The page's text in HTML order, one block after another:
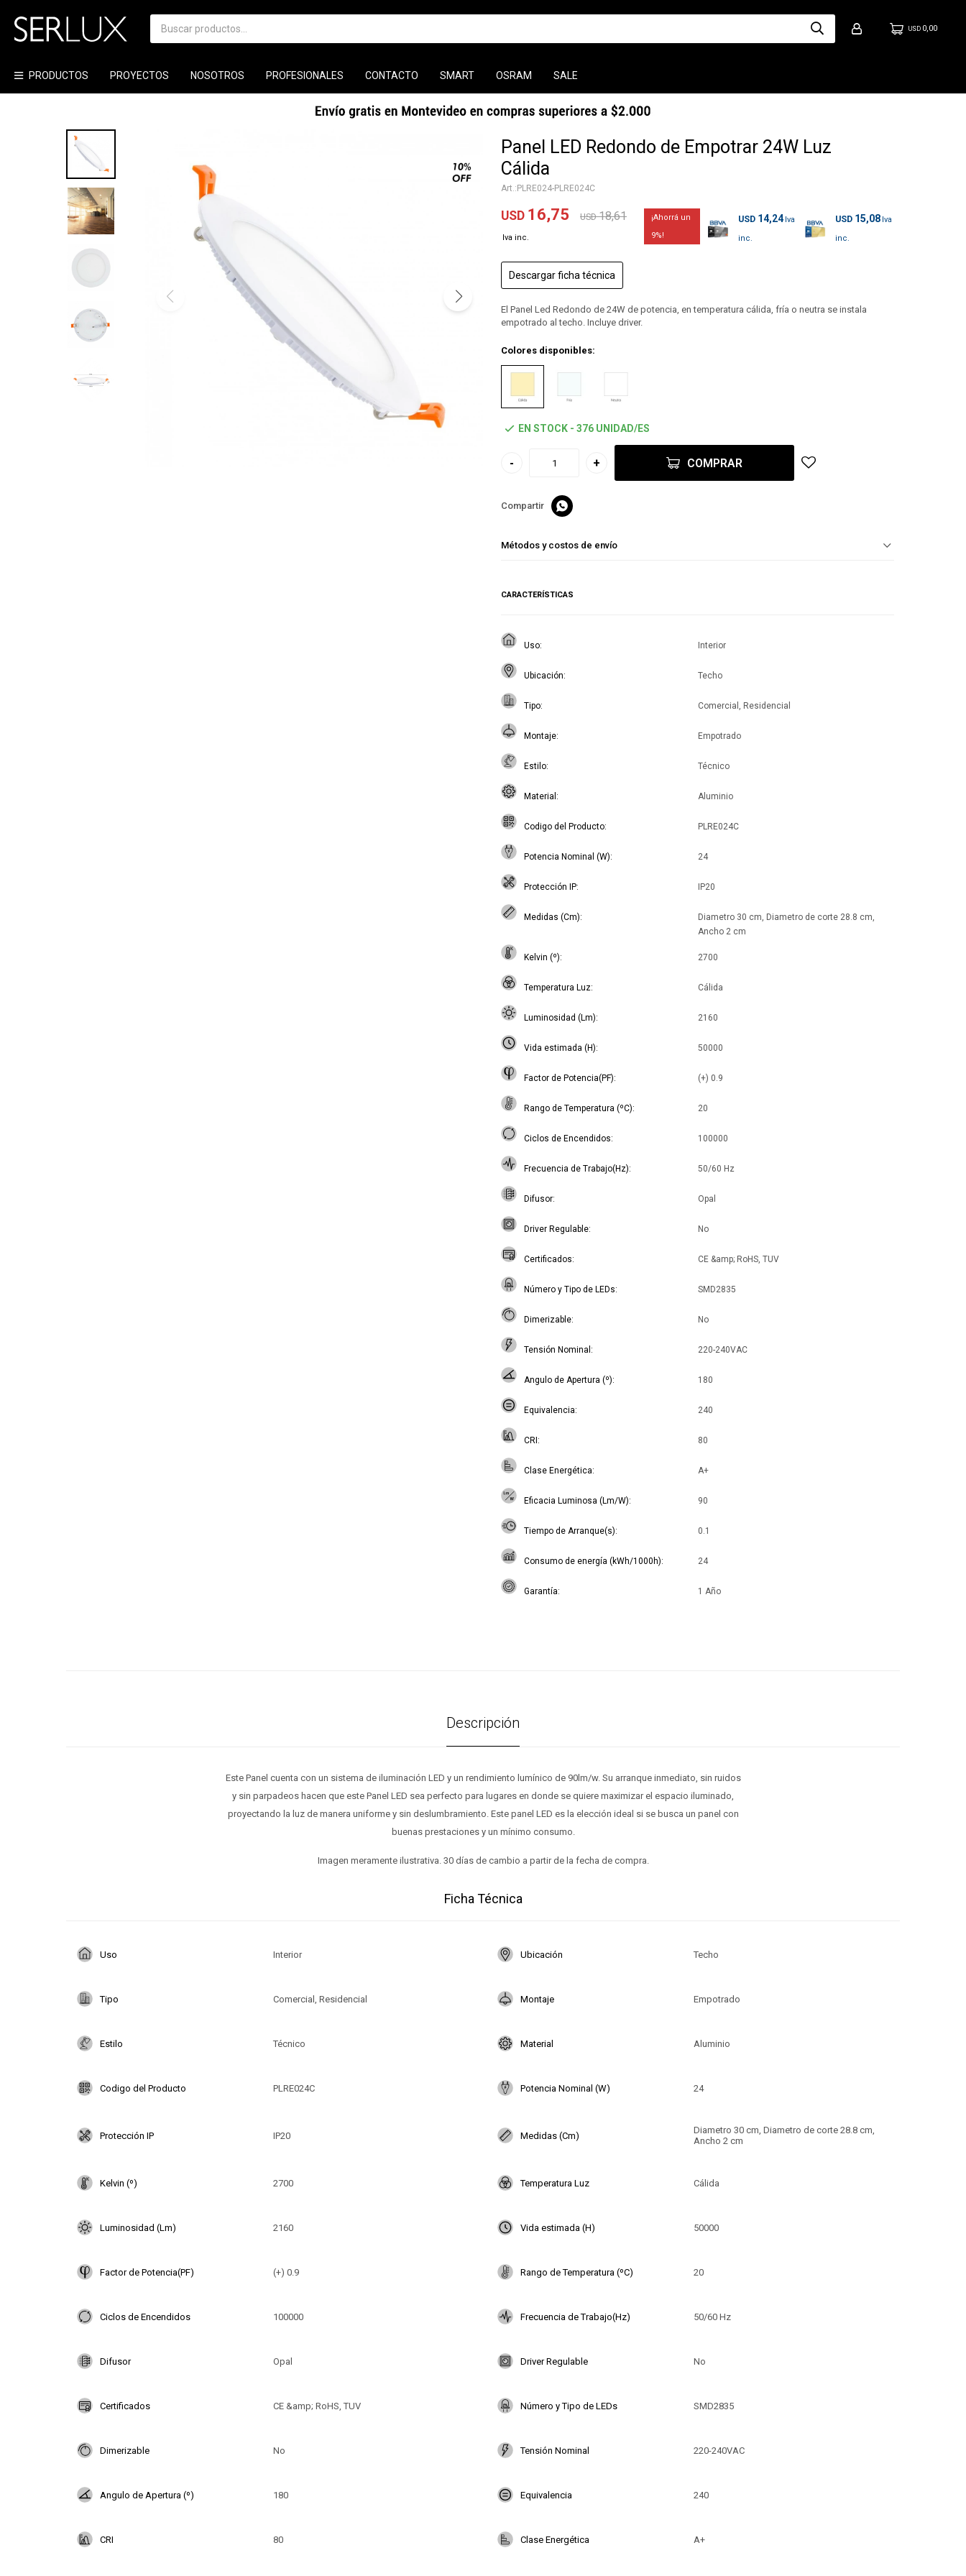
PRODUCTOS PROYECTOS NOSOTROS PROFESIONALES CONTACTO SMART OSRAM SALE
USD 0,00
Panel LED Redondo de Empotrar 24W Luz
Cálida
PLRE024-PLRE024C
USD 16,75 USD 18,61
9
USD 14,24 USD 15,08
Descargar ficha técnica
El Panel Led Redondo de 24W de potencia, en temperatura cálida, fría o neutra se instala
empotrado al techo. Incluye driver.
Colores disponibles:
EN STOCK - 376 UNIDAD/ES
- + COMPRAR

Métodos y costos de envío
CARACTERÍSTICAS
Uso Interior
Ubicación Techo
Tipo Comercial, Residencial
Montaje Empotrado
Estilo Técnico
Material Aluminio
Codigo del Producto PLRE024C
Potencia Nominal (W) 24
Protección IP IP20
Medidas (Cm)
Diametro 30 cm, Diametro de corte 28.8 cm,
Ancho 2 cm
Kelvin (º) 2700
Temperatura Luz Cálida
Luminosidad (Lm) 2160
Vida estimada (H) 50000
Factor de Potencia(PF) (+) 0.9
Rango de Temperatura (ºC) 20
Ciclos de Encendidos 100000
Frecuencia de Trabajo(Hz) 50/60 Hz
Difusor Opal
Driver Regulable No
Certificados CE &amp; RoHS, TUV
Número y Tipo de LEDs SMD2835
Dimerizable No
Tensión Nominal 220-240VAC
Angulo de Apertura (º) 180
Equivalencia 240
CRI 80
Clase Energética A+
Eficacia Luminosa (Lm/W) 90
Tiempo de Arranque(s) 0.1
Consumo de energía (kWh/1000h) 24
Garantía 1 Año
Descripción
Este Panel cuenta con un sistema de iluminación LED y un rendimiento lumínico de 90lm/w. Su arranque inmediato, sin ruidos
y sin parpadeos hacen que este Panel LED sea perfecto para lugares en donde se quiere maximizar el espacio iluminado,
proyectando la luz de manera uniforme y sin deslumbramiento. Este panel LED es la elección ideal si se busca un panel con
buenas prestaciones y un mínimo consumo.
Imagen meramente ilustrativa. 30 días de cambio a partir de la fecha de compra.
Ficha Técnica
Uso Interior Ubicación Techo
Tipo Comercial, Residencial Montaje Empotrado
Estilo Técnico Material Aluminio
Codigo del Producto PLRE024C Potencia Nominal (W) 24
Protección IP IP20 Medidas (Cm)
Diametro 30 cm, Diametro de corte 28.8 cm,
Ancho 2 cm
Kelvin (º) 2700 Temperatura Luz Cálida
Luminosidad (Lm) 2160 Vida estimada (H) 50000
Factor de Potencia(PF) (+) 0.9 Rango de Temperatura (ºC) 20
Ciclos de Encendidos 100000 Frecuencia de Trabajo(Hz) 50/60 Hz
Difusor Opal Driver Regulable No
Certificados CE &amp; RoHS, TUV Número y Tipo de LEDs SMD2835
Dimerizable No Tensión Nominal 220-240VAC
Angulo de Apertura (º) 180 Equivalencia 240
CRI 80 Clase Energética A+